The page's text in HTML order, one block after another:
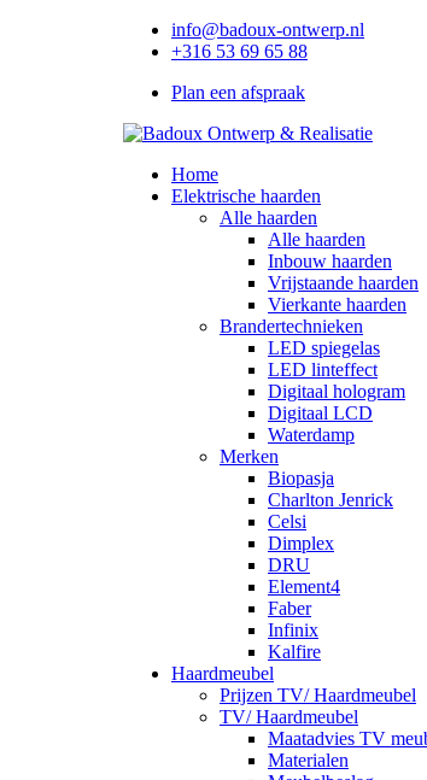
info@badoux-ontwerp.nl
+316 53 69 65 88
Plan een afspraak
Home
Elektrische haarden
Alle haarden
Alle haarden
Inbouw haarden
Vrijstaande haarden
Vierkante haarden
Brandertechnieken
LED spiegelas
LED linteffect
Digitaal hologram
Digitaal LCD
Waterdamp
Merken
Biopasja
Charlton Jenrick
Celsi
Dimplex
DRU
Element4
Faber
Infinix
Kalfire
Haardmeubel
Prijzen TV/ Haardmeubel
TV/ Haardmeubel
Maatadvies TV
Materialen